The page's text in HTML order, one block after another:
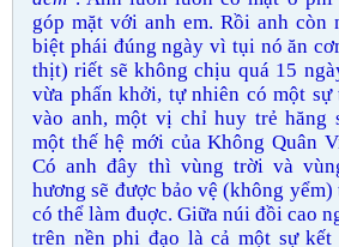
góp mặt với anh em. Rồi anh còn
biệt phái đúng ngày vì tụi nó ăn
thịt) riết sẽ không chịu quá 15
vừa phấn khởi, tự nhiên có một
vào anh, một vị chỉ huy trẻ hăng
một thế hệ mới của Không Quân
Có anh đây thì vùng trời và
hương sẽ được bảo vệ (không
có thể làm đuợc. Giữa núi đồi cao
trên nền phi đạo là cả một sự